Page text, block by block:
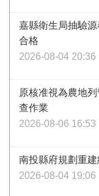
嘉縣衛生局抽驗
合格
2026-08-04 20:36
原核准視為農地
查作業
2026-08-06 16:53
南投縣府規劃重
2026-08-04 19:06